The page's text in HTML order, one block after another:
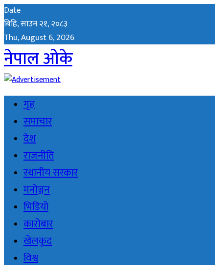
Date
बिहि, साउन २१, २०८३
Thu, August 6, 2026
नेपाल ओके
गृह
समाचार
देश
राजनीति
स्थानीय सरकार
मनोञ्जन
भिडियो
कारोबार
खेलकुद
विश्व